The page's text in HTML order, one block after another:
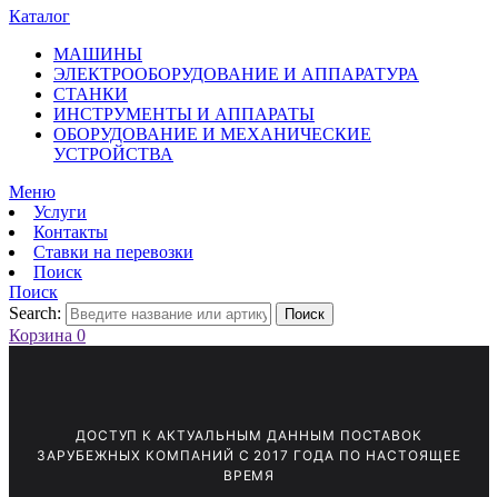
Каталог
МАШИНЫ
ЭЛЕКТРООБОРУДОВАНИЕ И АППАРАТУРА
СТАНКИ
ИНСТРУМЕНТЫ И АППАРАТЫ
ОБОРУДОВАНИЕ И МЕХАНИЧЕСКИЕ
УСТРОЙСТВА
Меню
Услуги
Контакты
Ставки на перевозки
Поиск
Поиск
Search:
Поиск
Корзина 0
ДОСТУП К АКТУАЛЬНЫМ ДАННЫМ ПОСТАВОК
ЗАРУБЕЖНЫХ КОМПАНИЙ С 2017 ГОДА ПО НАСТОЯЩЕЕ
ВРЕМЯ